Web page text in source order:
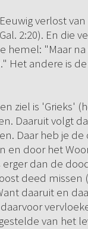
verlost
2:20). En die
"Maar
Het andere is
ziel is 'Grieks'
Daaruit volgt
Daar heb je
en door het
dan de
deed missen
daaruit en
van het